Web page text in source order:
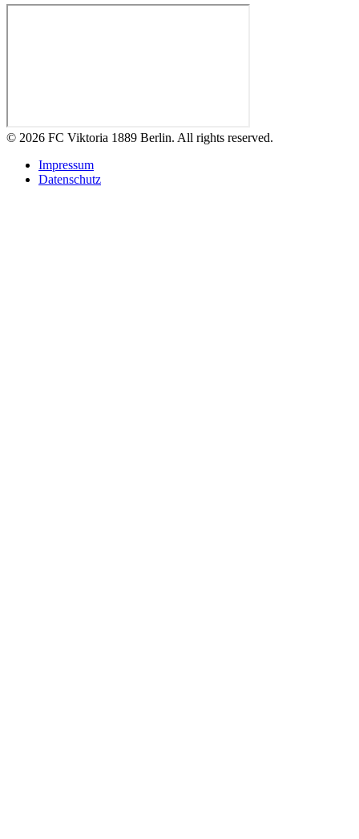
© 2026 FC Viktoria 1889 Berlin. All rights reserved.
Impressum
Datenschutz